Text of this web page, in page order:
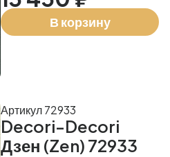
В корзину
Decori-Decori
Дзен (Zen) 72933
Артикул 72933